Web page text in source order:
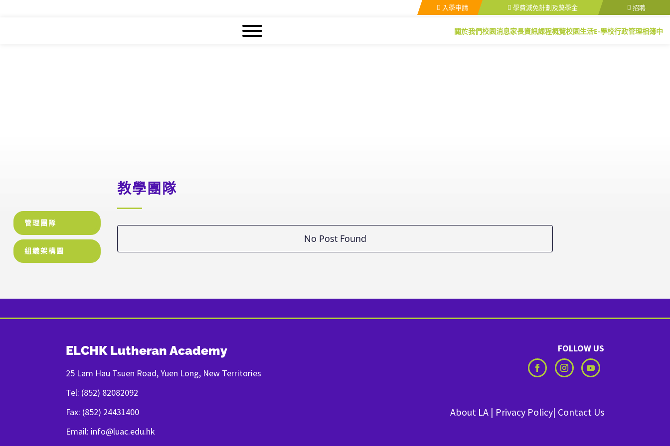
入學申請 學費減免計劃及獎學金 招聘
關於我們校園消息家長資訊課程概覽校園生活E-學校行政管理相簿中
管理團隊
組織架構圖
教學團隊
No Post Found
ELCHK Lutheran Academy
25 Lam Hau Tsuen Road, Yuen Long, New Territories
Tel: (852) 82082092
Fax: (852) 24431400
Email: info@luac.edu.hk
FOLLOW US
About LA| Privacy Policy| Contact Us